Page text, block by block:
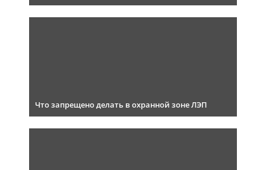
Что запрещено делать в охранной зоне ЛЭП